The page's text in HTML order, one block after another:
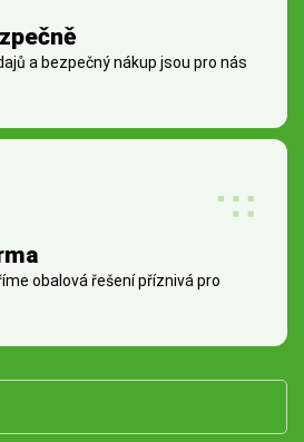
a bezpečný nákup jsou pro nás
obalová řešení příznivá pro